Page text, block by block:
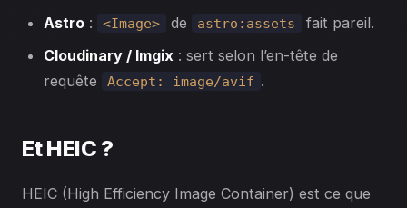
Astro : <Image> de astro:assets
fait pareil.
Cloudinary / Imgix : sert selon l’en-tête de
requête
Accept: image/avif .
Et HEIC ?
HEIC (High Efficiency Image Container) est ce que